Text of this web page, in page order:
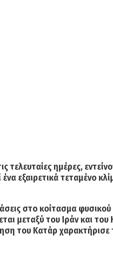
τελευταίες ημέρες,
εξαιρετικά τεταμένο
στο κοίτασμα φυσικού
μεταξύ του Ιράνκαι του
του Κατάρ χαρακτήρισε